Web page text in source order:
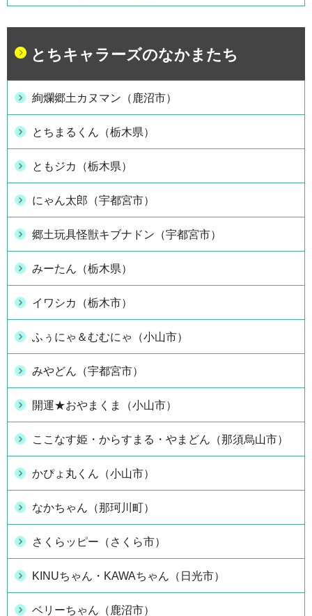
とちキャラーズのなかまたち
絢爛郷土カヌマン（鹿沼市）
とちまるくん（栃木県）
ともジカ（栃木県）
にゃん太郎（宇都宮市）
郷土玩具怪獣キブナドン（宇都宮市）
みーたん（栃木県）
イワシカ（栃木市）
ふぅにゃ＆むむにゃ（小山市）
みやどん（宇都宮市）
開運★おやまくま（小山市）
ここなす姫・からすまる・やまどん（那須烏山市）
かぴょ丸くん（小山市）
なかちゃん（那珂川町）
さくらッピー（さくら市）
KINUちゃん・KAWAちゃん（日光市）
ベリーちゃん（鹿沼市）